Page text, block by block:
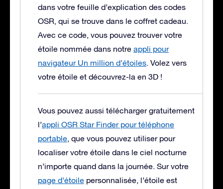
dans votre feuille d’explication des codes
OSR, qui se trouve dans le coffret cadeau.
Avec ce code, vous pouvez trouver votre
étoile nommée dans notre appli pour
navigateur Un million d’étoiles. Volez vers
votre étoile et découvrez-la en 3D !
Vous pouvez aussi télécharger gratuitement
l’appli OSR Star Finder pour téléphone
portable, que vous pouvez utiliser pour
localiser votre étoile dans le ciel nocturne
n’importe quand dans la journée. Sur votre
page d’étoile personnalisée, l’étoile est